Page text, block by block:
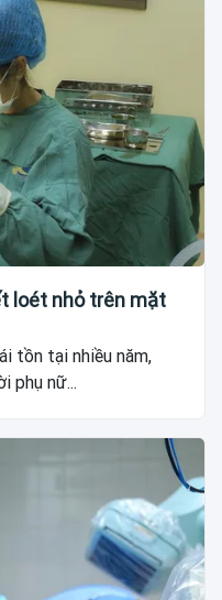
loét nhỏ trên mặt
tồn tại nhiều năm,
phụ nữ...